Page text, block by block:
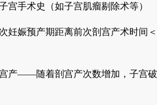
宫手术史（如子宫肌瘤剔除术等）
妊娠预产期距离前次剖宫产术时间＜
产——随着剖宫产次数增加，子宫破